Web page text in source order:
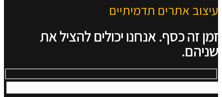
עיצוב אתרים תדמיתיים
זמן זה כסף. אנחנו יכולים להציל את
שניהם.